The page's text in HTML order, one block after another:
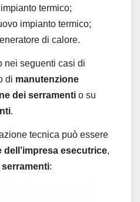
termico;
impianto termico;
di calore.
nei seguenti casi di
di manutenzione
dei serramenti o su
.
tecnica può essere
esecutrice,
: